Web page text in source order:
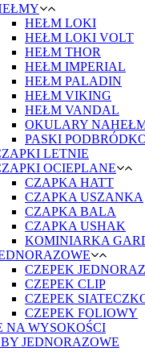
HEŁM LOKI
HEŁM LOKI VOLT
HEŁM THOR
HEŁM IMPERIAL
HEŁM PALADIN
HEŁM VIKING
HEŁM VANDAL
OKULARY
PASKI
LETNIE
OCIEPLANE
CZAPKA HATT
CZAPKA USZANKA
CZAPKA BALA
CZAPKA USHAK
KOMINIARKA
CZEPEK
CZEPEK CLIP
CZEPEK
CZEPEK FOLIOWY
NA WYSOKOŚCI
JEDNORAZOWE